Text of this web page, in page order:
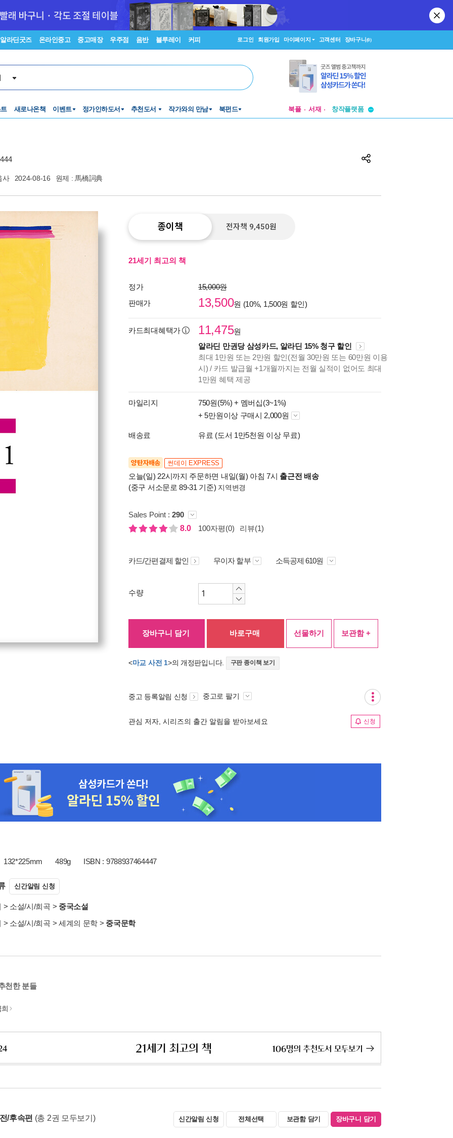
알라딘굿즈 온라인중고 중고매장 우주점 음반 블루레이 커피 로그인 회원가입 마이페이지 고객센터 장바구니(0)
새로나온책 이벤트 정가인하도서 추천도서 작가와의 만남 북펀드 북플 서재
투비컨티뉴드
사 2024-08-16 원제 : 馬橋詞典
종이책 전자책 9,450원
21세기 최고의 책
정가
15,000원
판매가
13,500원 (10%, 1,500원 할인)
카드최대혜택가 11,475원
알라딘 만권당 삼성카드, 알라딘 15% 청구 할인
최대 1만원 또는 2만원 할인(전월 30만원 또는 60만원 이용
시) / 카드 발급월 +1개월까지는 전월 실적이 없어도 최대
1만원 혜택 제공
마일리지 750원(5%) + 멤버십(3~1%)
+ 5만원이상 구매시 2,000원
배송료 유료 (도서 1만5천원 이상 무료)
양탄자배송 썬데이 EXPRESS
오늘(일) 22시까지 주문하면 내일(월) 아침 7시 출근전 배송
(중구 서소문로 89-31 기준) 지역변경
Sales Point : 290
8.0
100자평(0) 리뷰(1)
카드/간편결제 할인 무이자 할부 소득공제 610원
수량
장바구니 담기 바로구매 선물하기 보관함 +
<마교 사전 1>의 개정판입니다. 구판 종이책 보기
중고 등록알림 신청 중고로 팔기
관심 저자, 시리즈의 출간 알림을 받아보세요 신청
132*225mm 489g ISBN : 9788937464447
신간알림 신청
> 소설/시/희곡 > 중국소설
> 소설/시/희곡 > 세계의 문학 > 중국문학
천한 분들
/후속편 (총 2권 모두보기) 신간알림 신청 전체선택 보관함 담기 장바구니 담기